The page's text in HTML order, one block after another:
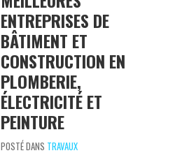
ENTREPRISES DE
BÂTIMENT ET
CONSTRUCTION EN
PLOMBERIE,
ÉLECTRICITÉ ET
PEINTURE
POSTÉ DANS TRAVAUX